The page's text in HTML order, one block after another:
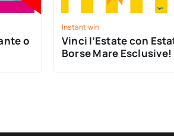
o
Instant win
Vinci l’Estate con
Borse Mare Esclusive!